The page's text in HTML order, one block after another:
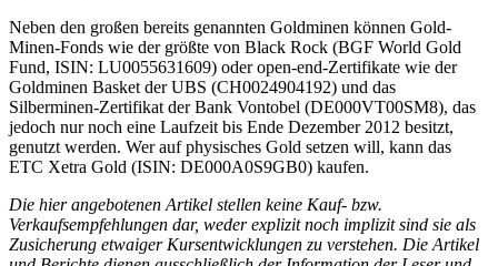
Neben den großen bereits genannten Goldminen können Gold-
Minen-Fonds wie der größte von Black Rock (BGF World Gold
Fund, ISIN: LU0055631609) oder open-end-Zertifikate wie der
Goldminen Basket der UBS (CH0024904192) und das
Silberminen-Zertifikat der Bank Vontobel (DE000VT00SM8), das
jedoch nur noch eine Laufzeit bis Ende Dezember 2012 besitzt,
genutzt werden. Wer auf physisches Gold setzen will, kann das
ETC Xetra Gold (ISIN: DE000A0S9GB0) kaufen.
Die hier angebotenen Artikel stellen keine Kauf- bzw.
Verkaufsempfehlungen dar, weder explizit noch implizit sind sie als
Zusicherung etwaiger Kursentwicklungen zu verstehen. Die Artikel